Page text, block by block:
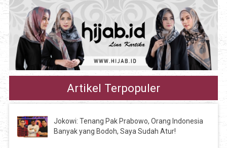
Artikel Terpopuler
Jokowi: Tenang Pak Prabowo, Orang Indonesia
Banyak yang Bodoh, Saya Sudah Atur!